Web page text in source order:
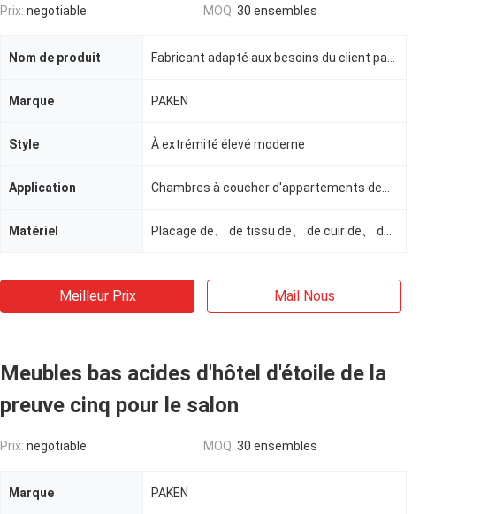
Prix: negotiable MOQ: 30 ensembles
Nom de produit
Marque PAKEN
Style À extrémité élevé moderne
Application
Matériel
Meilleur Prix Mail Nous
Meubles bas acides d'hôtel d'étoile de la
preuve cinq pour le salon
Prix: negotiable MOQ: 30 ensembles
Marque PAKEN